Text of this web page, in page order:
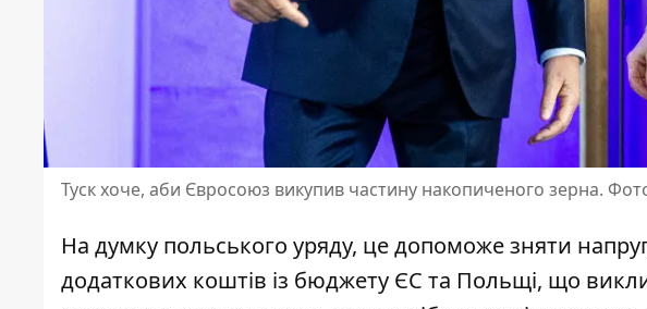
Туск хоче, аби Євросоюз викупив частину накопиченого зерна.
На думку польського уряду, це допоможе зняти
додаткових коштів із бюджету ЄС та Польщі, що